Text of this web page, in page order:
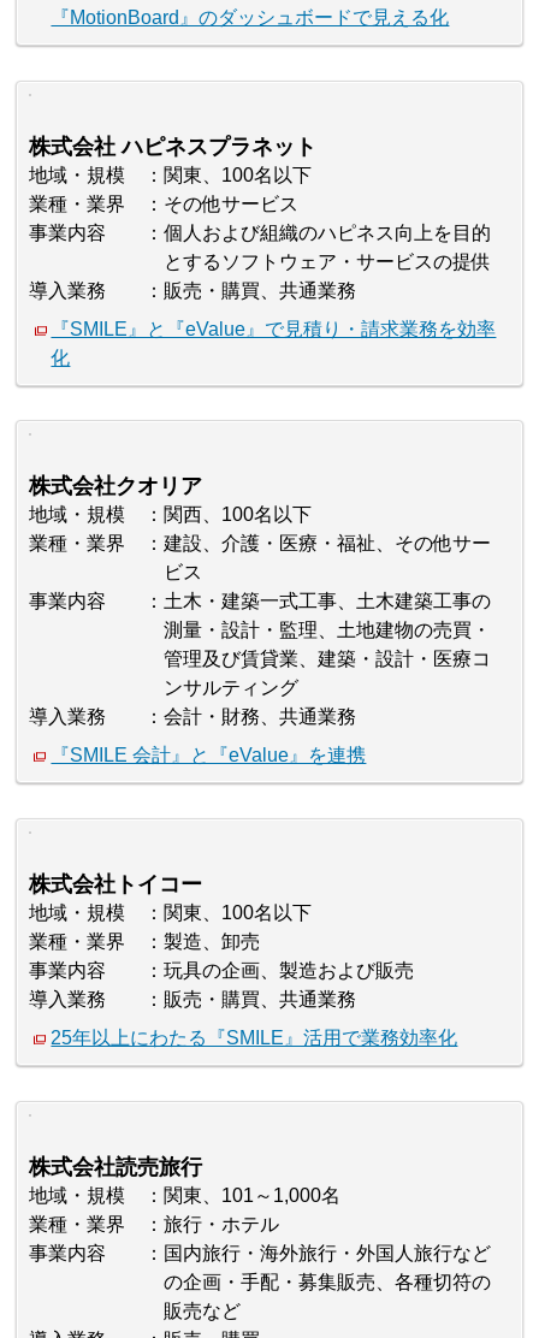
『MotionBoard』のダッシュボードで見える化
株式会社 ハピネスプラネット
地域・規模
関東、100名以下
業種・業界
その他サービス
事業内容
個人および組織のハピネス向上を目的
とするソフトウェア・サービスの提供
導入業務
販売・購買、共通業務
『SMILE』と『eValue』で見積り・請求業務を効率
化
株式会社クオリア
地域・規模
関西、100名以下
業種・業界
建設、介護・医療・福祉、その他サー
ビス
事業内容
土木・建築一式工事、土木建築工事の
測量・設計・監理、土地建物の売買・
管理及び賃貸業、建築・設計・医療コ
ンサルティング
導入業務
会計・財務、共通業務
『SMILE 会計』と『eValue』を連携
株式会社トイコー
地域・規模
関東、100名以下
業種・業界
製造、卸売
事業内容
玩具の企画、製造および販売
導入業務
販売・購買、共通業務
25年以上にわたる『SMILE』活用で業務効率化
株式会社読売旅行
地域・規模
関東、101～1,000名
業種・業界
旅行・ホテル
事業内容
国内旅行・海外旅行・外国人旅行など
の企画・手配・募集販売、各種切符の
販売など